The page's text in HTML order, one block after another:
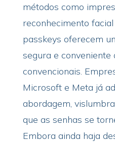
métodos como
reconhecimento
passkeys oferecem
segura e conveniente
convencionais.
Microsoft e Meta já
abordagem,
que as senhas se
Embora ainda haja